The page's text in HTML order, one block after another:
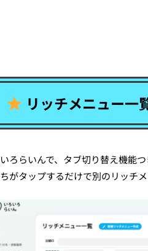
リッチメニュー一
ろらいんで、タブ切り替え機能
がタップするだけで別のリッチ